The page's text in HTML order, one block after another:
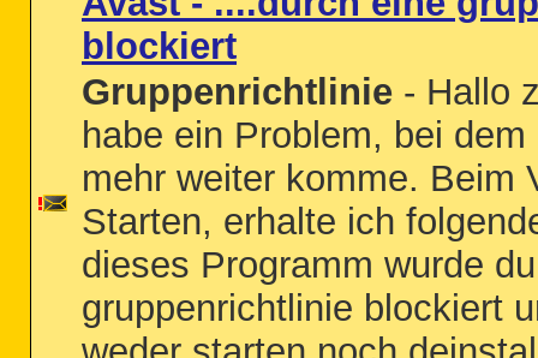
blockiert
Gruppenrichtlinie - Hallo
habe ein Problem, bei
mehr weiter komme. Beim
Starten, erhalte ich
dieses Programm wurde
gruppenrichtlinie blockiert